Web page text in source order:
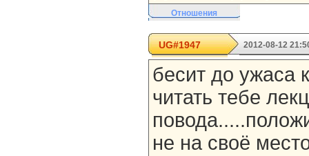
Отношения
UG#1947 2012-08-12
бесит до ужаса
читать тебе
не на своё